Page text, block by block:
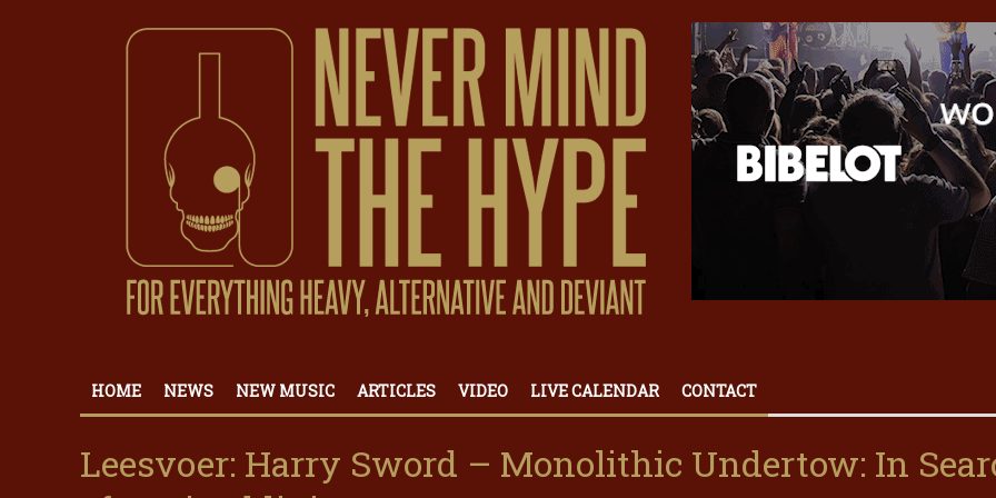
HOME NEWS NEW MUSIC ARTICLES VIDEO LIVE CALENDAR CONTACT
Leesvoer: Harry Sword – Monolithic Undertow: In